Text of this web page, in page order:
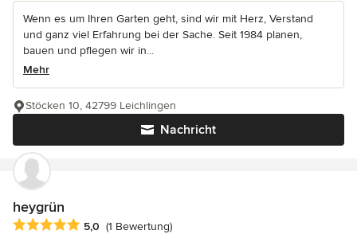
Wenn es um Ihren Garten geht, sind wir mit Herz, Verstand
und ganz viel Erfahrung bei der Sache. Seit 1984 planen,
bauen und pflegen wir in...
Mehr
Nachricht
Stöcken 10, 42799 Leichlingen
heygrün
Durchschnittliche Bewertung: 5 von 5 Sternen
5,0 (1 Bewertung)